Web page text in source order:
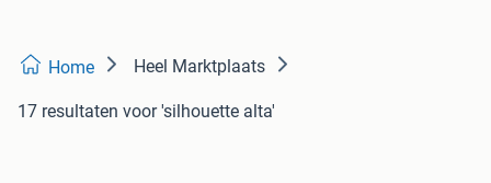
Home Heel Marktplaats
17 resultaten voor 'silhouette alta'